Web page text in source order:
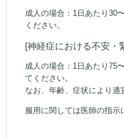
成人の場合：1日あたり30
ください。
[神経症における不安・
成人の場合：1日あたり75
てください。
なお、年齢、症状により適
服用に関しては医師の指示